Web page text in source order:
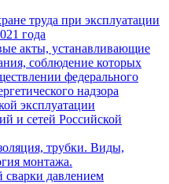
труда при эксплуатации
года
акты, устанавливающие
соблюдение которых
федерального
надзора
эксплуатации
и сетей Российской
трубки. Виды,
монтажа.
сварки давлением